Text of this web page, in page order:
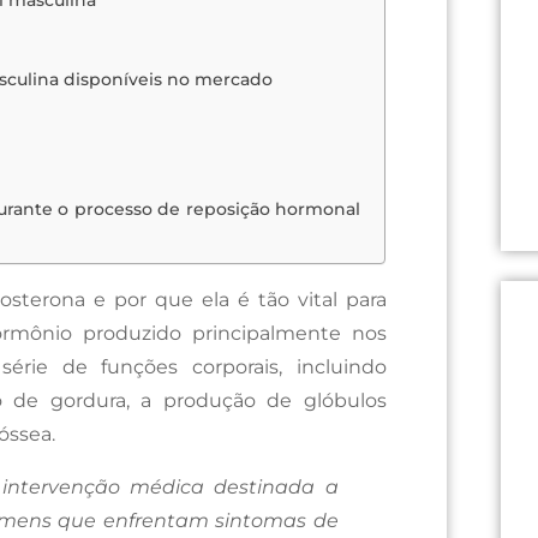
disponíveis no mercado
o processo de reposição hormonal
e por que ela é tão vital para
produzido principalmente nos
de funções corporais, incluindo
de gordura, a produção de glóbulos
médica destinada a
que enfrentam sintomas de